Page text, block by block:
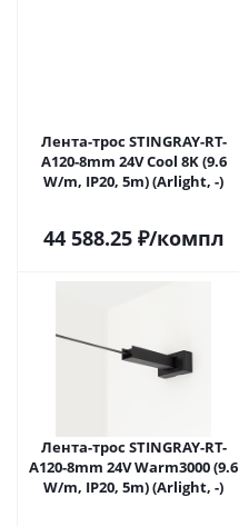
Лента-трос STINGRAY-RT-
A120-8mm 24V Cool 8K (9.6
W/m, IP20, 5m) (Arlight, -)
44 588.25₽/компл
Лента-трос STINGRAY-RT-
A120-8mm 24V Warm3000 (9.6
W/m, IP20, 5m) (Arlight, -)